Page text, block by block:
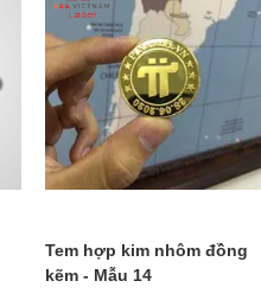
Tem hợp kim nhôm đồng
kẽm - Mẫu 14